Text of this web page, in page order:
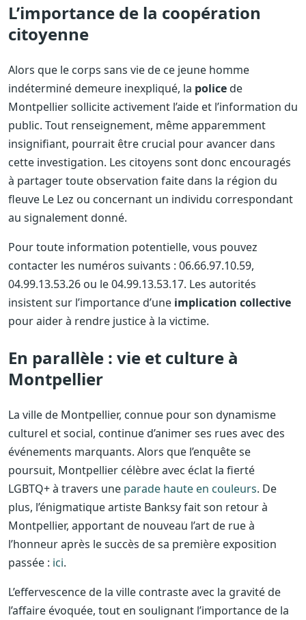
L’importance de la coopération
citoyenne
Alors que le corps sans vie de ce jeune homme
indéterminé demeure inexpliqué, la policede
Montpellier sollicite activement l’aide et l’information du
public. Tout renseignement, même apparemment
insignifiant, pourrait être crucial pour avancer dans
cette investigation. Les citoyens sont donc encouragés
à partager toute observation faite dans la région du
fleuve Le Lez ou concernant un individu correspondant
au signalement donné.
Pour toute information potentielle, vous pouvez
contacter les numéros suivants : 06.66.97.10.59,
04.99.13.53.26 ou le 04.99.13.53.17. Les autorités
insistent sur l’importance d’une implication collective
pour aider à rendre justice à la victime.
En parallèle : vie et culture à
Montpellier
La ville de Montpellier, connue pour son dynamisme
culturel et social, continue d’animer ses rues avec des
événements marquants. Alors que l’enquête se
poursuit, Montpellier célèbre avec éclat la fierté
LGBTQ+ à travers une parade haute en couleurs. De
plus, l’énigmatique artiste Banksy fait son retour à
Montpellier, apportant de nouveau l’art de rue à
l’honneur après le succès de sa première exposition
passée : ici.
L’effervescence de la ville contraste avec la gravité de
l’affaire évoquée, tout en soulignant l’importance de la